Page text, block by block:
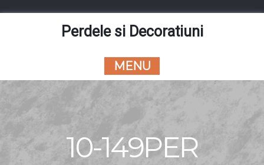
Perdele si Decoratiuni
MENU
10-149PER